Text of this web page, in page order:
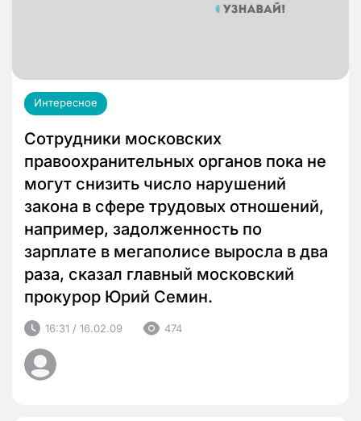
Интересное
Сотрудники московских
правоохранительных органов пока не
могут снизить число нарушений
закона в сфере трудовых отношений,
например, задолженность по
зарплате в мегаполисе выросла в два
раза, сказал главный московский
прокурор Юрий Семин.
16:31 / 16.02.09 474